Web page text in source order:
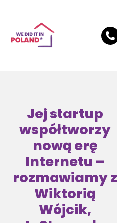
Jej startup
współtworzy
nową erę
Internetu –
rozmawiamy z
Wiktorią
Wójcik,